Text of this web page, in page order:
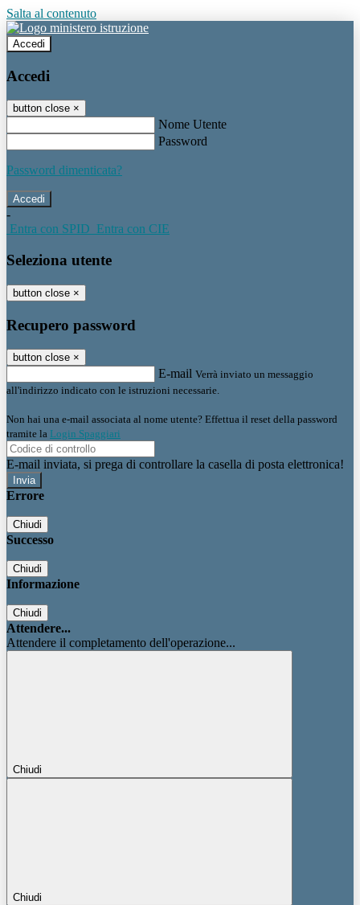
Salta al contenuto
Accedi
Accedi
button close ×
Nome Utente
Password
Password dimenticata?
-
Entra con SPID Entra con CIE
Seleziona utente
button close ×
Recupero password
button close ×
E-mail Verrà inviato un messaggio
all'indirizzo indicato con le istruzioni necessarie.
Non hai una e-mail associata al nome utente? Effettua il reset della password
tramite la Login Spaggiari
E-mail inviata, si prega di controllare la casella di posta elettronica!
Errore
Chiudi
Successo
Chiudi
Informazione
Chiudi
Attendere...
Attendere il completamento dell'operazione...
Chiudi
Chiudi